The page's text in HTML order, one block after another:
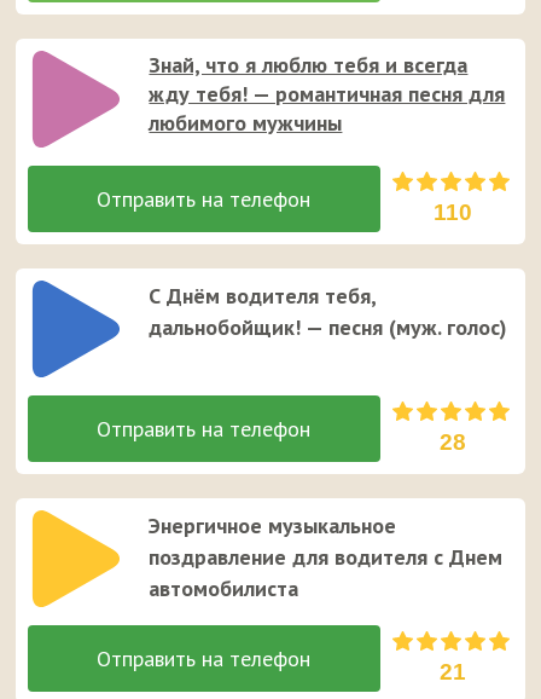
Знай, что я люблю тебя и всегда
жду тебя! — романтичная песня для
любимого мужчины
110
С Днём водителя тебя,
дальнобойщик! — песня (муж. голос)
28
Энергичное музыкальное
поздравление для водителя с Днем
автомобилиста
21